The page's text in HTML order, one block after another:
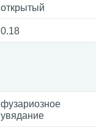
открытый
0.18
фузариозное
увядание